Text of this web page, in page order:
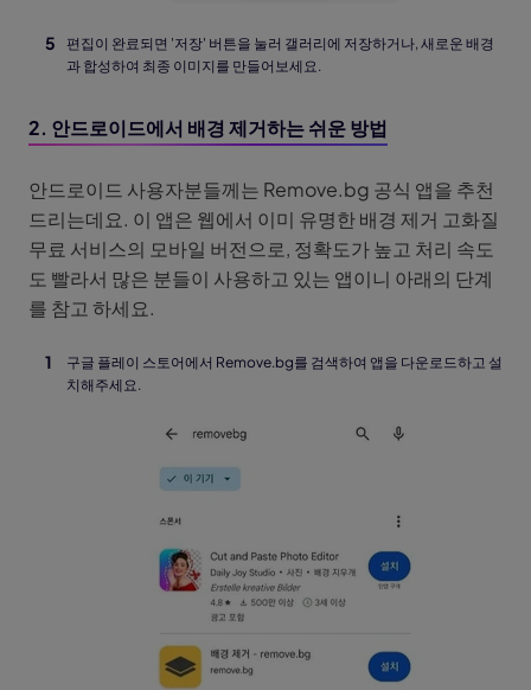
편집이 완료되면 '저장' 버튼을 눌러 갤러리에 저장하거나, 새로운 배경
과 합성하여 최종 이미지를 만들어보세요.
2. 안드로이드에서 배경 제거하는 쉬운 방법
안드로이드 사용자분들께는 Remove.bg 공식 앱을 추천
드리는데요. 이 앱은 웹에서 이미 유명한 배경 제거 고화질
무료 서비스의 모바일 버전으로, 정확도가 높고 처리 속도
도 빨라서 많은 분들이 사용하고 있는 앱이니 아래의 단계
를 참고 하세요.
구글 플레이 스토어에서 Remove.bg를 검색하여 앱을 다운로드하고 설
치해주세요.